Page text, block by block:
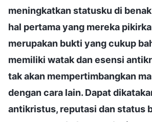
meningkatkan statusku di
hal pertama yang mereka
merupakan bukti yang cukup
memiliki watak dan esensi
tak akan mempertimbangkan
dengan cara lain. Dapat
antikristus, reputasi dan status